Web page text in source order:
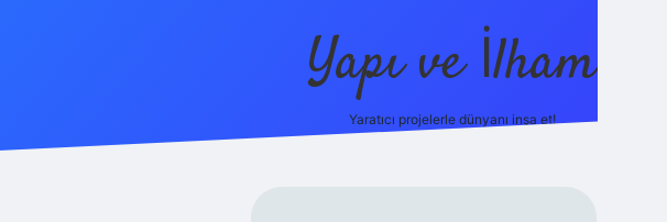
Yapı ve İlham
Yaratıcı projelerle dünyanı inşa et!